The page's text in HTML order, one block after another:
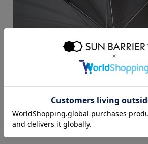
骨はカーボンを使用しています。丈夫で軽く、錆